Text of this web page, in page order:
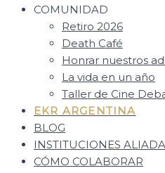
COMUNIDAD
Retiro 2026
Death Café
Honrar nuestros
La vida en un año
Taller de Cine
EKR ARGENTINA
BLOG
INSTITUCIONES
CÓMO COLABORAR